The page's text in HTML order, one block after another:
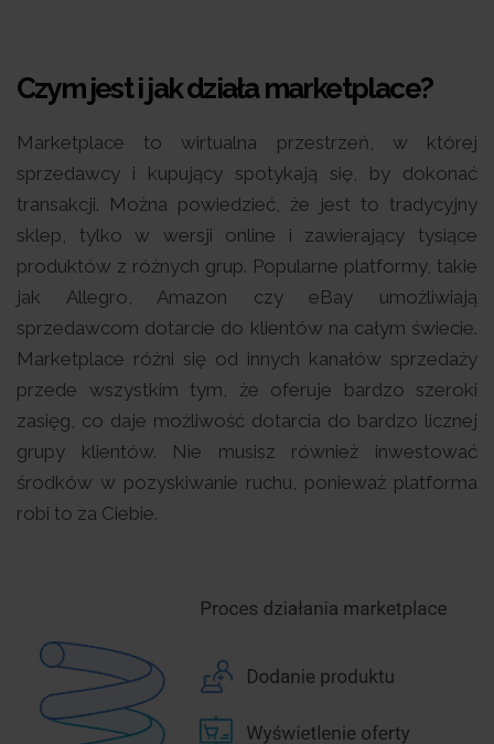
Czym jest i jak działa marketplace?
Marketplace to wirtualna przestrzeń, w której
sprzedawcy i kupujący spotykają się, by dokonać
transakcji. Można powiedzieć, że jest to tradycyjny
sklep, tylko w wersji online i zawierający tysiące
produktów z różnych grup. Popularne platformy, takie
jak Allegro, Amazon czy eBay umożliwiają
sprzedawcom dotarcie do klientów na całym świecie.
Marketplace różni się od innych kanałów sprzedaży
przede wszystkim tym, że oferuje bardzo szeroki
zasięg, co daje możliwość dotarcia do bardzo licznej
grupy klientów. Nie musisz również inwestować
środków w pozyskiwanie ruchu, ponieważ platforma
robi to za Ciebie.